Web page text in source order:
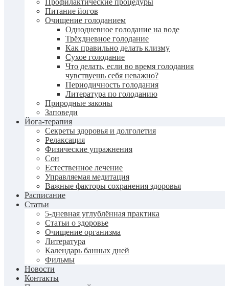
Профилактические процедуры
Питание йогов
Очищение голоданием
Однодневное голодание на воде
Трёхдневное голодание
Как правильно делать клизму
Сухое голодание
Что делать, если во время голодания
чувствуешь себя неважно?
Периодичность голодания
Литература по голоданию
Природные законы
Заповеди
Йога-терапия
Секреты здоровья и долголетия
Релаксация
Физические упражнения
Сон
Естественное лечение
Управляемая медитация
Важные факторы сохранения здоровья
Расписание
Статьи
5-дневная углублённая практика
Статьи о здоровье
Очищение организма
Литература
Календарь банных дней
Фильмы
Новости
Контакты